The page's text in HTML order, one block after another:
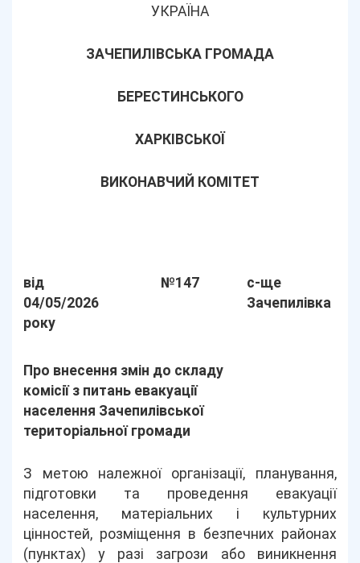
УКРАЇНА
ЗАЧЕПИЛІВСЬКА ГРОМАДА
БЕРЕСТИНСЬКОГО
ХАРКІВСЬКОЇ
ВИКОНАВЧИЙ КОМІТЕТ
від
04/05/2026
року
№147
с-ще
Зачепилівка
Про внесення змін до складу
комісії з питань евакуації
населення Зачепилівської
територіальної громади
З метою належної організації, планування,
підготовки та проведення евакуації
населення, матеріальних і культурних
цінностей, розміщення в безпечних районах
(пунктах) у разі загрози або виникнення